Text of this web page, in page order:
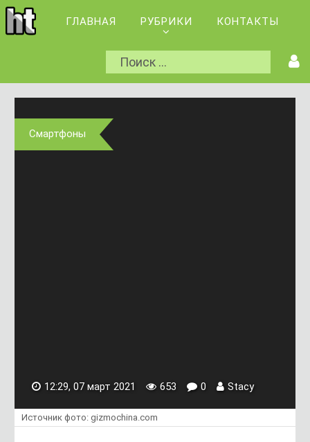
ГЛАВНАЯ РУБРИКИ КОНТАКТЫ
Смартфоны
12:29, 07 март 2021 653 0 Stacy
Источник фото: gizmochina.com